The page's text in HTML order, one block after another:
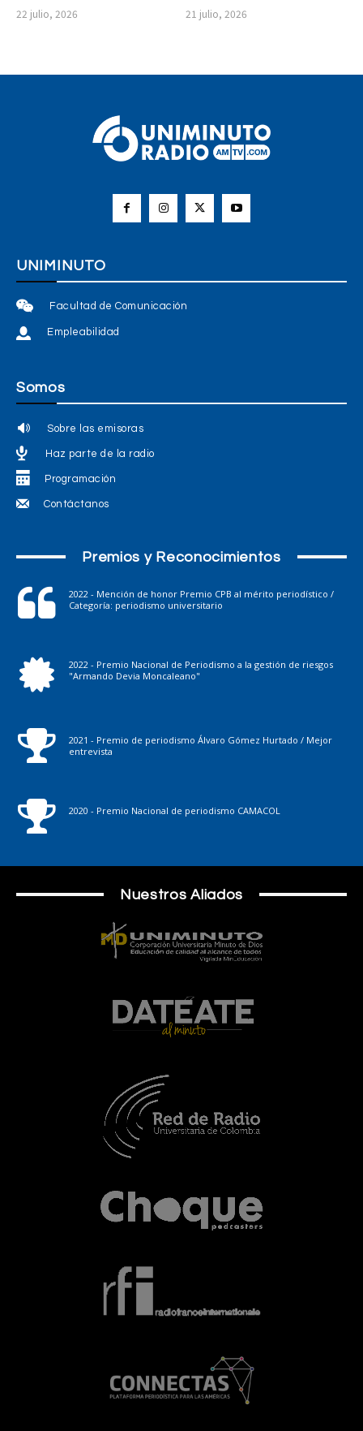
22 julio, 2026 21 julio, 2026
UNIMINUTO
Facultad de Comunicación
Empleabilidad
Somos
Sobre las emisoras
Haz parte de la radio
Programación
Contáctanos
Premios y Reconocimientos
2022 - Mención de honor Premio CPB al mérito periodístico /
Categoría: periodismo universitario
2022 - Premio Nacional de Periodismo a la gestión de riesgos
"Armando Devia Moncaleano"
2021 - Premio de periodismo Álvaro Gómez Hurtado / Mejor
entrevista
2020 - Premio Nacional de periodismo CAMACOL
Nuestros Aliados